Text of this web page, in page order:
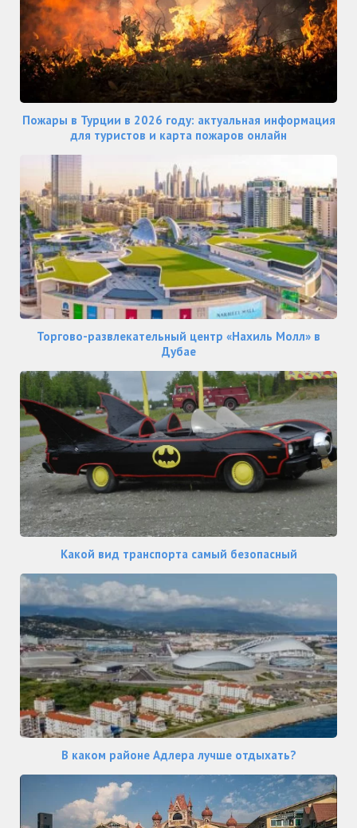
Пожары в Турции в 2026 году: актуальная информация
для туристов и карта пожаров онлайн
Торгово-развлекательный центр «Нахиль Молл» в
Дубае
Какой вид транспорта самый безопасный
В каком районе Адлера лучше отдыхать?